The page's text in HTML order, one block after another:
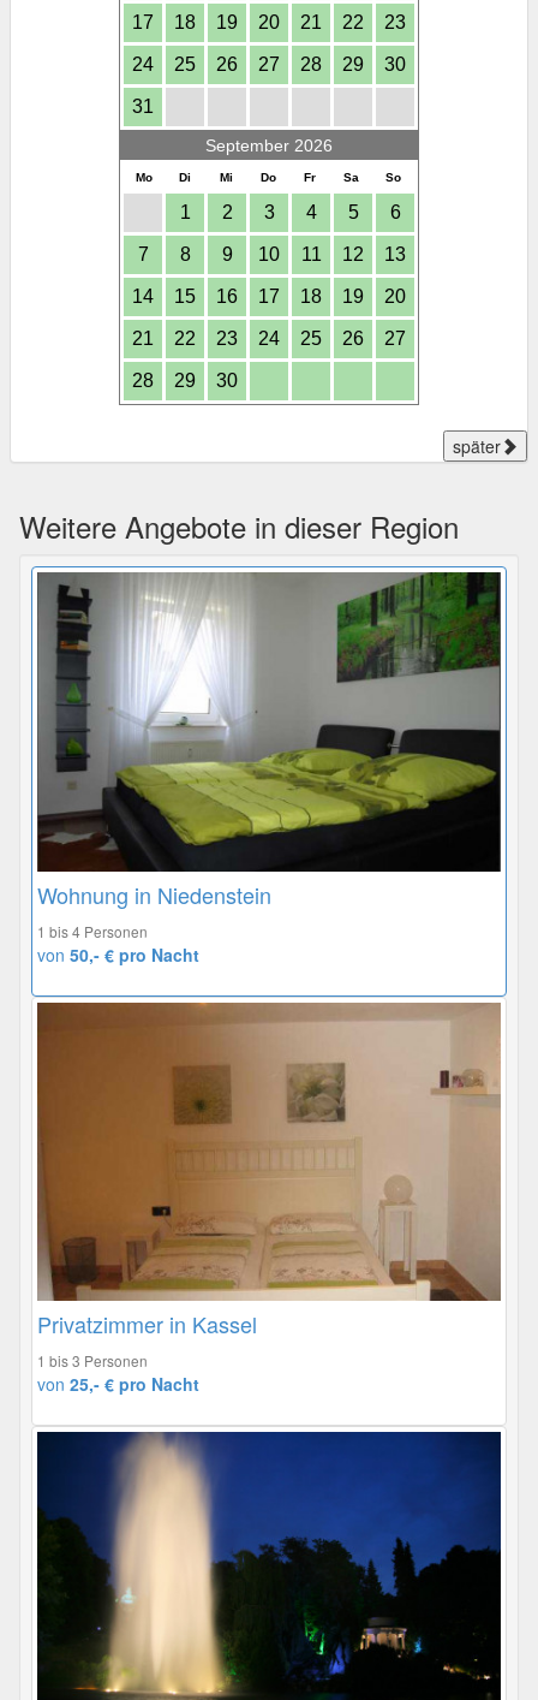
17 18 19 20 21 22 23
24 25 26 27 28 29 30
31
September 2026
Mo Di Mi Do Fr Sa So
1 2 3 4 5 6
7 8 9 10 11 12 13
14 15 16 17 18 19 20
21 22 23 24 25 26 27
28 29 30
später
Weitere Angebote in dieser Region
Wohnung in Niedenstein
1 bis 4 Personen
von 50,- € pro Nacht
Privatzimmer in Kassel
1 bis 3 Personen
von 25,- € pro Nacht